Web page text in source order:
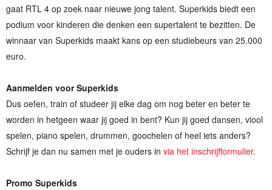
gaat RTL 4 op zoek naar nieuwe jong talent. Superkids biedt een
podium voor kinderen die denken een supertalent te bezitten. De
winnaar van Superkids maakt kans op een studiebeurs van 25.000
euro.
Aanmelden voor Superkids
Dus oefen, train of studeer jij elke dag om nog beter en beter te
worden in hetgeen waar jij goed in bent? Kun jij goed dansen, viool
spelen, piano spelen, drummen, goochelen of heel iets anders?
Schrijf je dan nu samen met je ouders in via het inschrijfformulier.
Promo Superkids